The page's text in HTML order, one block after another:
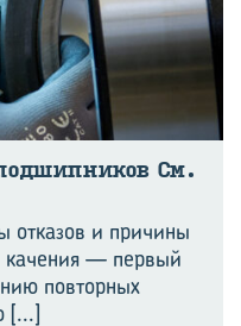
См.
отказов и причины
— первый
повторных
[...]